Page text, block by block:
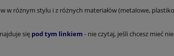
w różnym stylu i z różnych materiałów (metalowe,
się pod tym linkiem - nie czytaj, jeśli chcesz mieć